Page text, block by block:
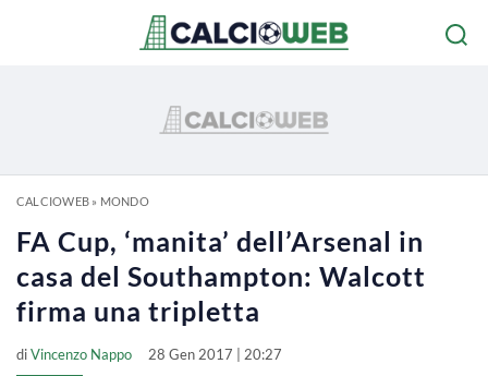
CALCIOWEB» MONDO
FA Cup, ‘manita’ dell’Arsenal in
casa del Southampton: Walcott
firma una tripletta
diVincenzo Nappo 28 Gen 2017 | 20:27